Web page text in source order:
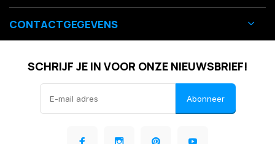
CONTACTGEGEVENS
SCHRIJF JE IN VOOR ONZE NIEUWSBRIEF!
Abonneer